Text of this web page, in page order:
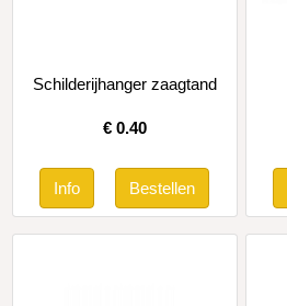
Schilderijhanger zaagtand
€ 0.40